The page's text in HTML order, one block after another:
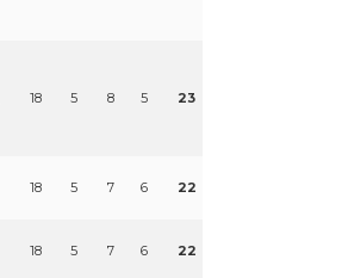
18 5 8 5 23
18 5 7 6 22
18 5 7 6 22